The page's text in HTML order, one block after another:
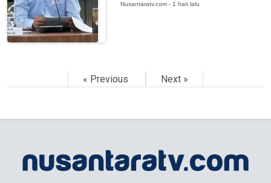
Nusantaratv.com - 1 hari lalu
« Previous Next »